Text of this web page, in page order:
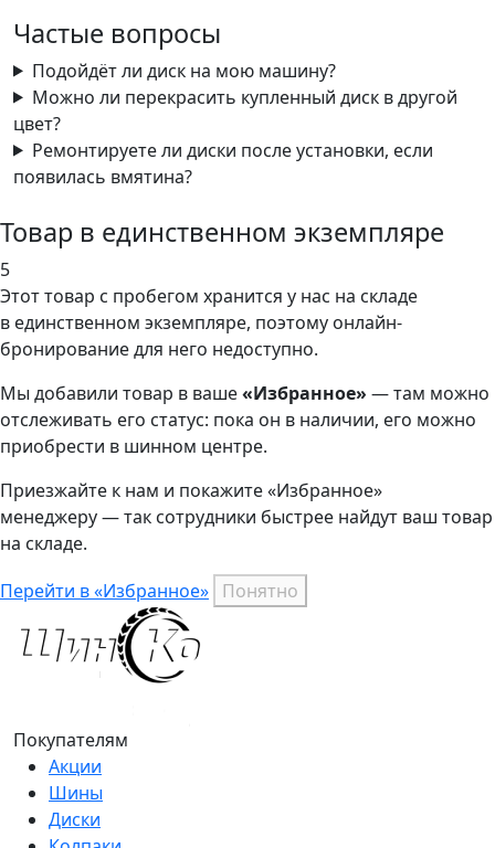
Частые вопросы
Подойдёт ли диск на мою машину?
Можно ли перекрасить купленный диск в другой
цвет?
Ремонтируете ли диски после установки, если
появилась вмятина?
Товар в единственном экземпляре
5
Этот товар с пробегом хранится у нас на складе
в единственном экземпляре, поэтому онлайн-
бронирование для него недоступно.
Мы добавили товар в ваше«Избранное» — там можно
отслеживать его статус: пока он в наличии, его можно
приобрести в шинном центре.
Приезжайте к нам и покажите «Избранное»
менеджеру — так сотрудники быстрее найдут ваш товар
на складе.
Перейти в «Избранное» Понятно
Покупателям
Акции
Шины
Диски